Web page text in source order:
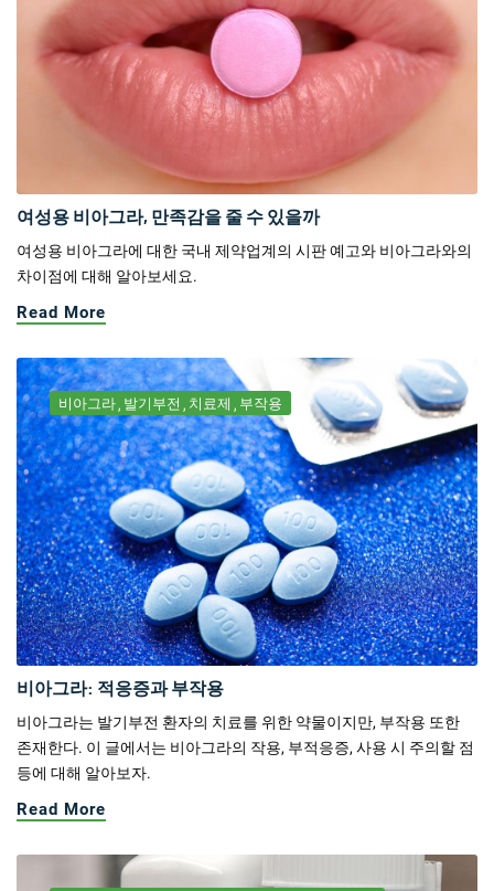
여성용 비아그라, 만족감을 줄 수 있을까
여성용 비아그라에 대한 국내 제약업계의 시판 예고와 비아그라와의
차이점에 대해 알아보세요.
Read More
비아그라 발기부전 치료제 부작용
비아그라: 적응증과 부작용
비아그라는 발기부전 환자의 치료를 위한 약물이지만, 부작용 또한
존재한다. 이 글에서는 비아그라의 작용, 부적응증, 사용 시 주의할 점
등에 대해 알아보자.
Read More